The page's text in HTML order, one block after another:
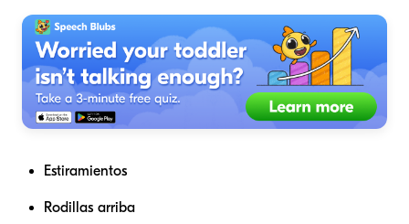
Estiramientos
Rodillas arriba